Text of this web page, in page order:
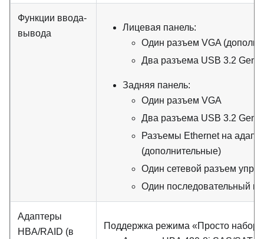
Функции ввода-
вывода
Лицевая панель:
Один разъем VGA
Два разъема USB 3.2 Gen
Задняя панель:
Один разъем VGA
Два разъема USB 3.2 Gen
Разъемы Ethernet на
(дополнительные)
Один сетевой разъем
Один последовательный
Адаптеры
HBA/RAID (в
Поддержка режима «Просто набор